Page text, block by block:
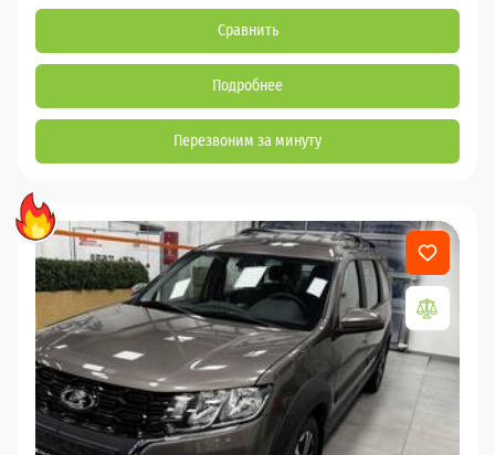
Сравнить
Подробнее
Перезвоним за минуту